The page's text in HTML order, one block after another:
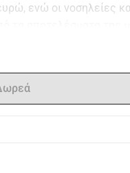
ενώ οι νοσηλείες
ζημιά είναι μόνιμη.